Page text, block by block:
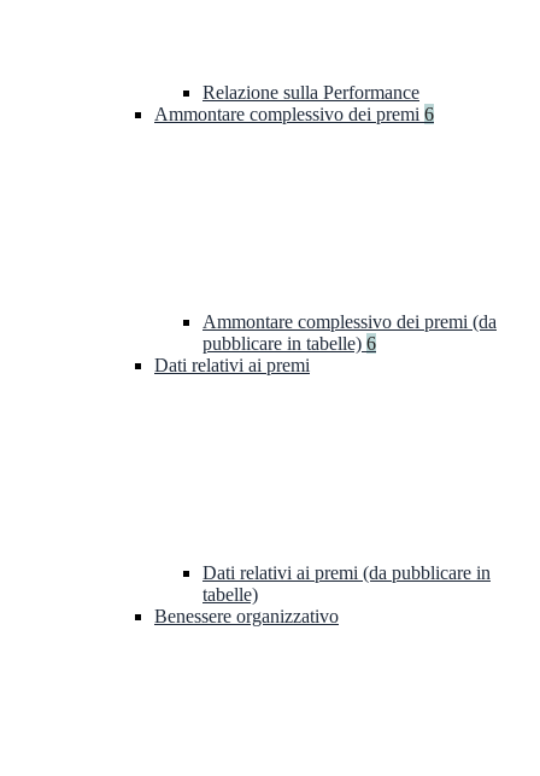
Relazione sulla Performance
Ammontare complessivo dei premi 6
Ammontare complessivo dei premi (da
pubblicare in tabelle) 6
Dati relativi ai premi
Dati relativi ai premi (da pubblicare in
tabelle)
Benessere organizzativo